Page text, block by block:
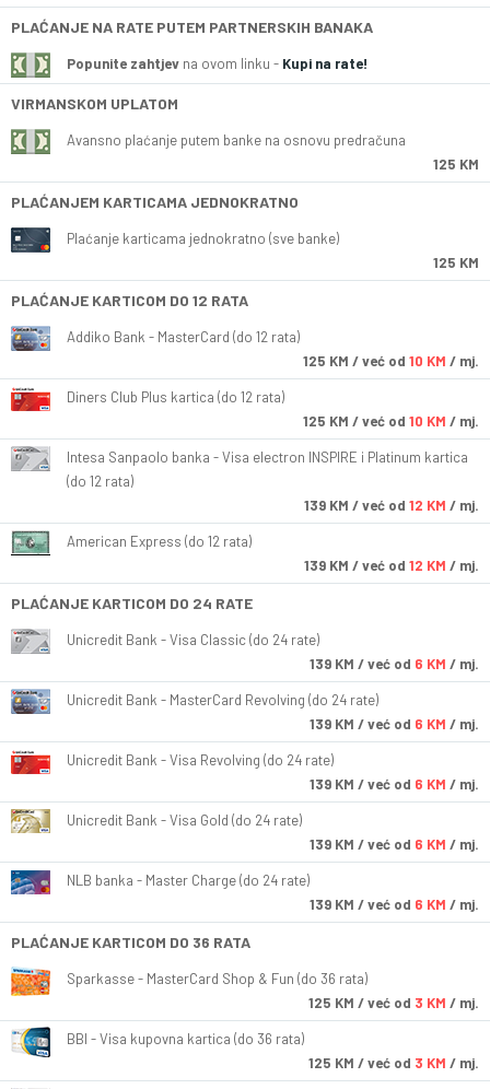
PLAĆANJE NA RATE PUTEM PARTNERSKIH BANAKA
Popunite zahtjev na ovom linku - Kupi na rate!
VIRMANSKOM UPLATOM
Avansno plaćanje putem banke na osnovu predračuna
125 KM
PLAĆANJEM KARTICAMA JEDNOKRATNO
Plaćanje karticama jednokratno (sve banke)
125 KM
PLAĆANJE KARTICOM DO 12 RATA
Addiko Bank - MasterCard (do 12 rata)
125 KM / već od 10 KM / mj.
Diners Club Plus kartica (do 12 rata)
125 KM / već od 10 KM / mj.
Intesa Sanpaolo banka - Visa electron INSPIRE i Platinum kartica
(do 12 rata)
139 KM / već od 12 KM / mj.
American Express (do 12 rata)
139 KM / već od 12 KM / mj.
PLAĆANJE KARTICOM DO 24 RATE
Unicredit Bank - Visa Classic (do 24 rate)
139 KM / već od 6 KM / mj.
Unicredit Bank - MasterCard Revolving (do 24 rate)
139 KM / već od 6 KM / mj.
Unicredit Bank - Visa Revolving (do 24 rate)
139 KM / već od 6 KM / mj.
Unicredit Bank - Visa Gold (do 24 rate)
139 KM / već od 6 KM / mj.
NLB banka - Master Charge (do 24 rate)
139 KM / već od 6 KM / mj.
PLAĆANJE KARTICOM DO 36 RATA
Sparkasse - MasterCard Shop & Fun (do 36 rata)
125 KM / već od 3 KM / mj.
BBI - Visa kupovna kartica (do 36 rata)
125 KM / već od 3 KM / mj.